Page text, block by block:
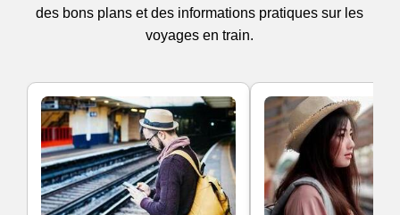
des bons plans et des informations pratiques sur les
voyages en train.